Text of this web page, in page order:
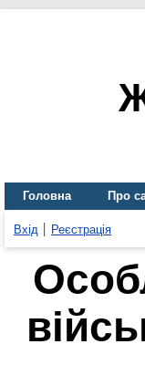
Головна Про
Вхід Реєстрація